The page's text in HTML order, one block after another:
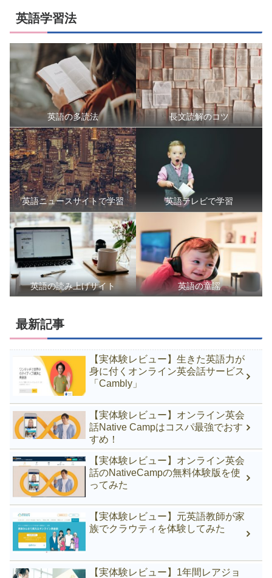
英語学習法
英語の多読法 長文読解のコツ
英語ニュースサイトで学習 英語テレビで学習
英語の読み上げサイト 英語の童謡
最新記事
【実体験レビュー】生きた英語力が
身に付くオンライン英会話サービス
「Cambly」
【実体験レビュー】オンライン英会
話Native Campはコスパ最強でおす
すめ！
【実体験レビュー】オンライン英会
話のNativeCampの無料体験版を使
ってみた
【実体験レビュー】元英語教師が家
族でクラウティを体験してみた
【実体験レビュー】1年間レアジョ